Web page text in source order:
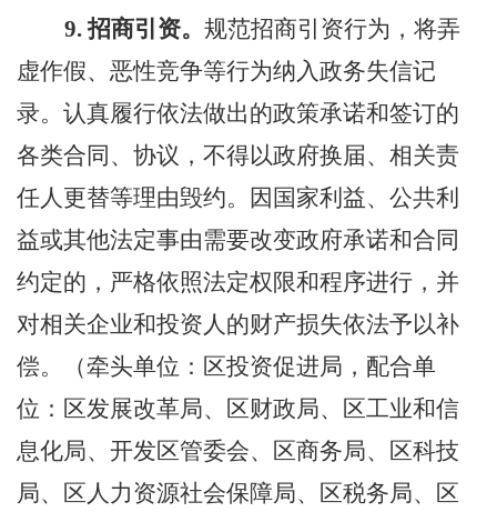
9.招商引资。 规范招商引资行为，将弄
虚作假、恶性竞争等行为纳入政务失信记
录。认真履行依法做出的政策承诺和签订的
各类合同、协议，不得以政府换届、相关责
任人更替等理由毁约。因国家利益、公共利
益或其他法定事由需要改变政府承诺和合同
约定的，严格依照法定权限和程序进行，并
对相关企业和投资人的财产损失依法予以补
偿。（牵头单位：区投资促进局，配合单
位：区发展改革局、区财政局、区工业和信
息化局、开发区管委会、区商务局、区科技
局、区人力资源社会保障局、区税务局、
区